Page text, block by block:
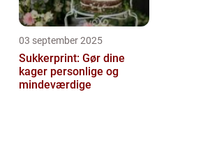
03 september 2025
Sukkerprint: Gør dine
kager personlige og
mindeværdige